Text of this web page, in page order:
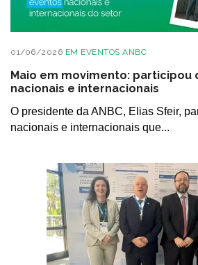
01/06/2026 EM EVENTOS ANBC
Maio em movimento: participou
nacionais e internacionais
O presidente da ANBC, Elias Sfeir,
nacionais e internacionais que...